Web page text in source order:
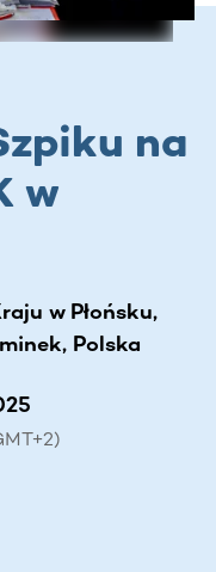
na
w
w Płońsku,
Polska